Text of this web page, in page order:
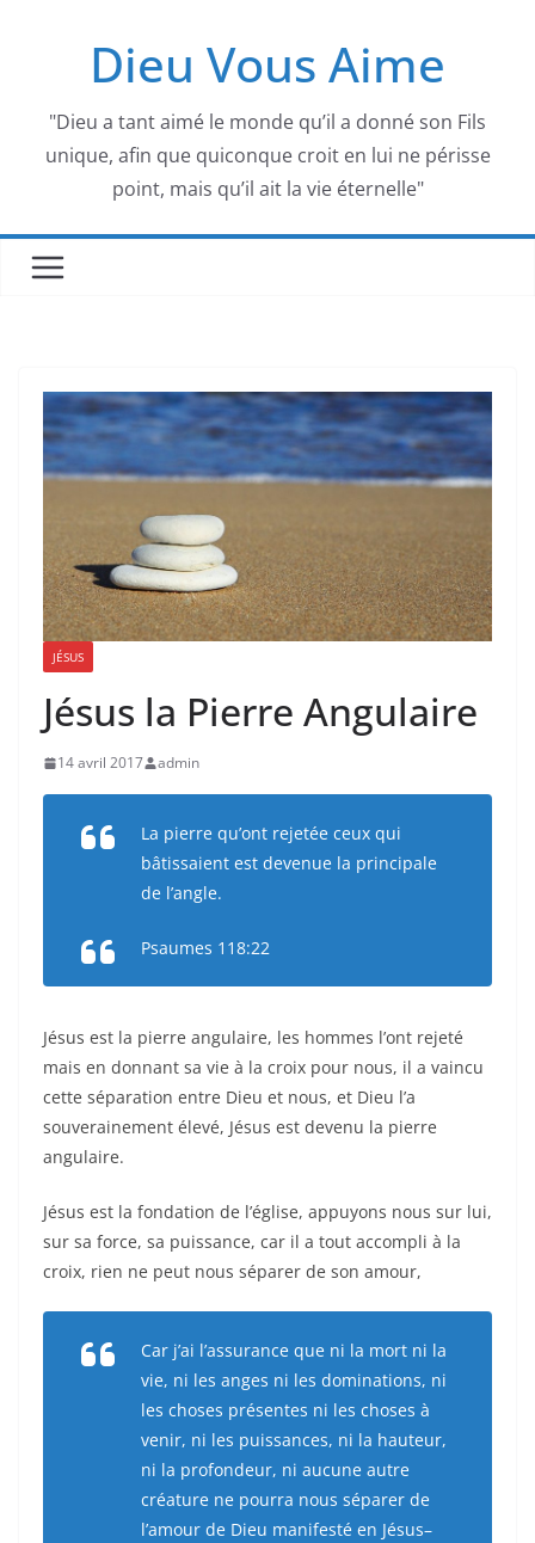
Dieu Vous Aime
"Dieu a tant aimé le monde qu’il a donné son Fils
unique, afin que quiconque croit en lui ne périsse
point, mais qu’il ait la vie éternelle"
JÉSUS
Jésus la Pierre Angulaire
14 avril 2017 admin
La pierre qu’ont rejetée ceux qui
bâtissaient est devenue la principale
de l’angle.
Psaumes 118:22
Jésus est la pierre angulaire, les hommes l’ont rejeté
mais en donnant sa vie à la croix pour nous, il a vaincu
cette séparation entre Dieu et nous, et Dieu l’a
souverainement élevé, Jésus est devenu la pierre
angulaire.
Jésus est la fondation de l’église, appuyons nous sur lui,
sur sa force, sa puissance, car il a tout accompli à la
croix, rien ne peut nous séparer de son amour,
Car j’ai l’assurance que ni la mort ni la
vie, ni les anges ni les dominations, ni
les choses présentes ni les choses à
venir, ni les puissances, ni la hauteur,
ni la profondeur, ni aucune autre
créature ne pourra nous séparer de
l’amour de Dieu manifesté en Jésus–